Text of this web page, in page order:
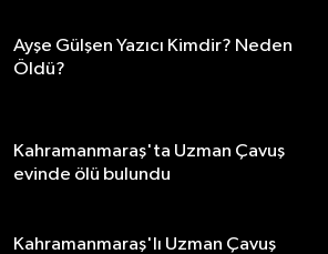
Ayşe Gülşen Yazıcı Kimdir? Neden
Öldü?
Kahramanmaraş'ta Uzman Çavuş
evinde ölü bulundu
Kahramanmaraş'lı Uzman Çavuş